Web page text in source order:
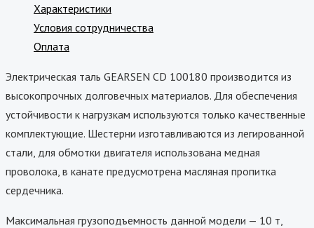
Характеристики
Условия сотрудничества
Оплата
Электрическая таль GEARSEN CD 100180 производится из
высокопрочных долговечных материалов. Для обеспечения
устойчивости к нагрузкам используются только качественные
комплектующие. Шестерни изготавливаются из легированной
стали, для обмотки двигателя использована медная
проволока, в канате предусмотрена масляная пропитка
сердечника.
Максимальная грузоподъемность данной модели — 10 т,